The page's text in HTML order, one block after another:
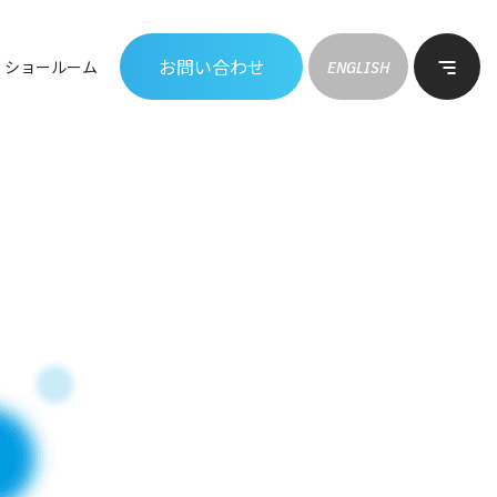
ショールーム お問い合わせ ENGLISH